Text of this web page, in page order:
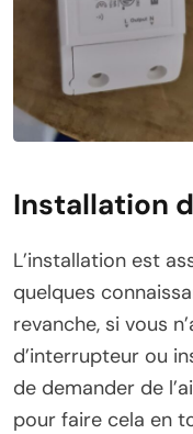
Installation
L’installation est
quelques
revanche, si vous
d’interrupteur ou
de demander de
pour faire cela en